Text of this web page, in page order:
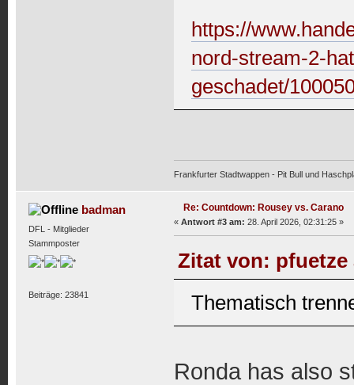
https://
nord-stream-2-
geschadet/
Frankfurter Stadtwappen - Pit Bull und
badman
DFL - Mitglieder
Stammposter
Beiträge: 23841
Re: Countdown: Rousey vs. Carano
« Antwort #3 am: 28. April 2026, 02:31:25 »
Zitat von: pfuetze
Thematisch
Ronda has also